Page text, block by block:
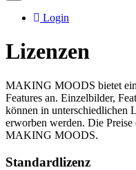
Login
Lizenzen
MAKING MOODS bietet
Features an. Einzelbilder,
können in unterschiedlichen
erworben werden. Die Preise
MAKING MOODS.
Standardlizenz